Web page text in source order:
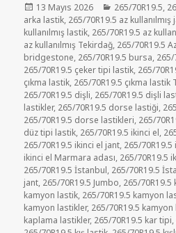
Yayın
tarihi
13 Mayıs 2026 Kategoriler
265/70R19.5,
arka lastik, 265/70R19.5 az kullanılmış
kullanılmış lastik, 265/70R19.5 az
az kullanılmış Tekirdağ, 265/70R19.5
bridgestone, 265/70R19.5 bursa, 265/
265/70R19.5 çeker tipi lastik, 265/
çıkma lastik, 265/70R19.5 çıkma lastik
265/70R19.5 dişli, 265/70R19.5 dişli
lastikler, 265/70R19.5 dorse lastiği,
265/70R19.5 dorse lastikleri, 265/
düz tipi lastik, 265/70R19.5 ikinci el,
265/70R19.5 ikinci el jant, 265/
ikinci el Marmara adası, 265/70R19.5
265/70R19.5 İstanbul, 265/70R19.5
jant, 265/70R19.5 Jumbo, 265/
kamyon lastik, 265/70R19.5 kamyon
kamyon lastikler, 265/70R19.5
kaplama lastikler, 265/70R19.5 kar tipi,